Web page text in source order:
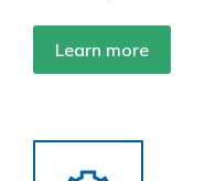
Learn more